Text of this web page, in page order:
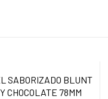
SABORIZADO BLUNT
CHOCOLATE 78MM